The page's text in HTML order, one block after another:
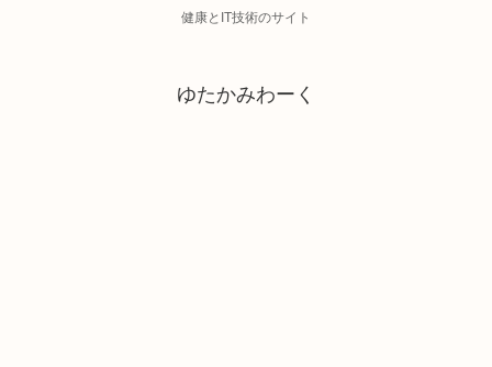
健康とIT技術のサイト
ゆたかみわーく